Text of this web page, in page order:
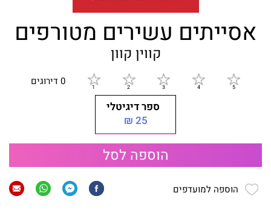
אסייתים עשירים מטורפים‏
קווין‏ קוון
0 דירוגים
ספר דיגיטלי
25 ₪
הוספה לסל
הוספה למועדפים